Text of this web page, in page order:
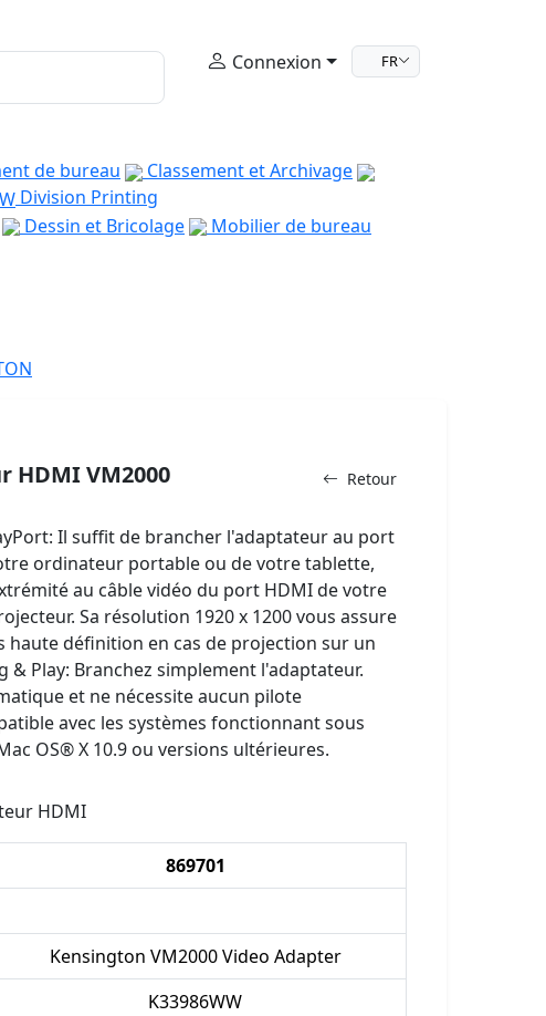
Connexion FR
de bureau
Classement et Archivage
Division Printing
Dessin et Bricolage
Mobilier de bureau
Retour
HDMI VM2000
Il suffit de brancher l'adaptateur au port
ordinateur portable ou de votre tablette,
au câble vidéo du port HDMI de votre
Sa résolution 1920 x 1200 vous assure
haute définition en cas de projection sur un
& Play: Branchez simplement l'adaptateur.
et ne nécessite aucun pilote
avec les systèmes fonctionnant sous
OS® X 10.9 ou versions ultérieures.
HDMI
869701
Kensington VM2000 Video Adapter
K33986WW